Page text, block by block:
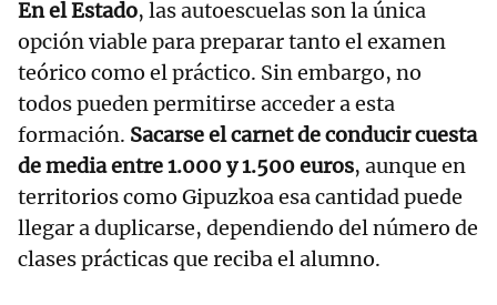
En el Estado, las autoescuelas son la única
opción viable para preparar tanto el examen
teórico como el práctico. Sin embargo, no
todos pueden permitirse acceder a esta
formación. Sacarse el carnet de conducir cuesta
de media entre 1.000 y 1.500 euros, aunque en
territorios como Gipuzkoa esa cantidad puede
llegar a duplicarse, dependiendo del número de
clases prácticas que reciba el alumno.